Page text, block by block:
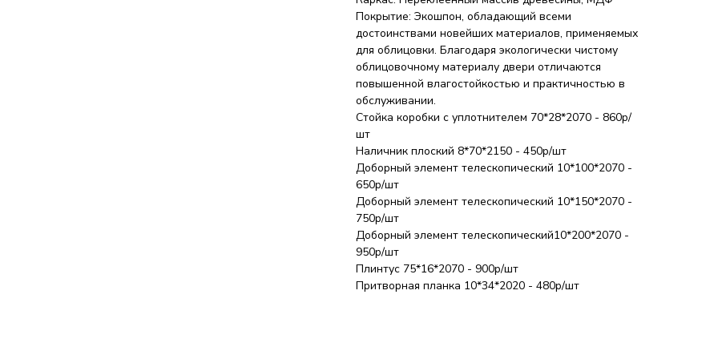
Покрытие: Экошпон, обладающий всеми
достоинствами новейших материалов, применяемых
для облицовки. Благодаря экологически чистому
облицовочному материалу двери отличаются
повышенной влагостойкостью и практичностью в
обслуживании.
Стойка коробки с уплотнителем 70*28*2070 - 860р/
шт
Наличник плоский 8*70*2150 - 450р/шт
Доборный элемент телескопический 10*100*2070 -
650р/шт
Доборный элемент телескопический 10*150*2070 -
750р/шт
Доборный элемент телескопический10*200*2070 -
950р/шт
Плинтус 75*16*2070 - 900р/шт
Притворная планка 10*34*2020 - 480р/шт